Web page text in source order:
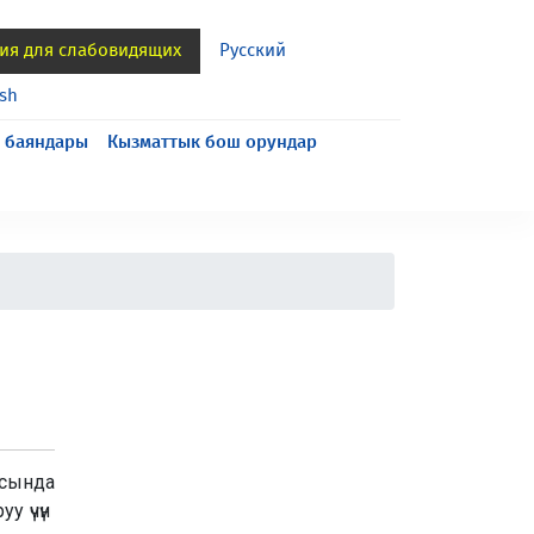
для слабовидящих Русский
Кызматтык бош орундар
үчүн